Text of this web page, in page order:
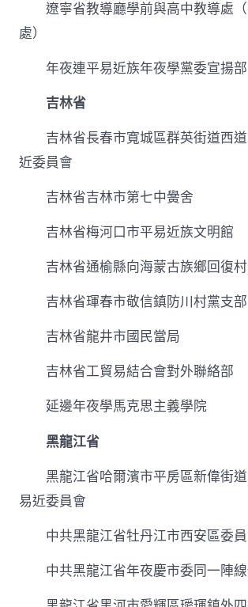
遼寧省教導廳學前與高中教導處（
處）
年夜連平易近族年夜學黨委宣揚部
吉林省
吉林省長春市寬城區群英街道西道
近委員會
吉林省吉林市第七中黌舍
吉林省梅河口市平易近族文明館
吉林省通榆縣向海蒙古族鄉回復村
吉林省琿春市敬信鎮防川村黨支部
吉林省龍井市國民當局
吉林省工貿易結合會對外聯絡部
延邊年夜學馬克思主義學院
黑龍江省
黑龍江省哈爾濱市平房區新偉街道
易近委員會
中共黑龍江省牡丹江市西安區委
中共黑龍江省年夜慶市委同一陣線